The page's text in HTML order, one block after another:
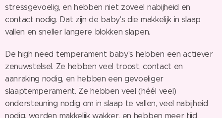
stressgevoelig, en hebben niet zoveel nabijheid en
contact nodig. Dat zijn de baby's die makkelijk in slaap
vallen en sneller langere blokken slapen.
De high need temperament baby's hebben een actiever
zenuwstelsel. Ze hebben veel troost, contact en
aanraking nodig, en hebben een gevoeliger
slaaptemperament. Ze hebben veel (héél veel)
ondersteuning nodig om in slaap te vallen, veel nabijheid
nodig, worden makkelijk wakker, en hebben meer tijd